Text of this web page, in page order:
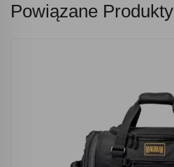
Powiązane Produkty